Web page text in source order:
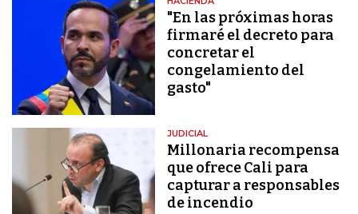
"En las próximas horas
firmaré el decreto para
concretar el
congelamiento del
gasto"
JUDICIAL
Millonaria recompensa
que ofrece Cali para
capturar a responsables
de incendio